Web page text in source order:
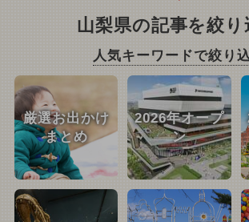
山梨県の記事を絞り
人気キーワードで絞り
厳選お出かけ
まとめ
2026年オープ
ン